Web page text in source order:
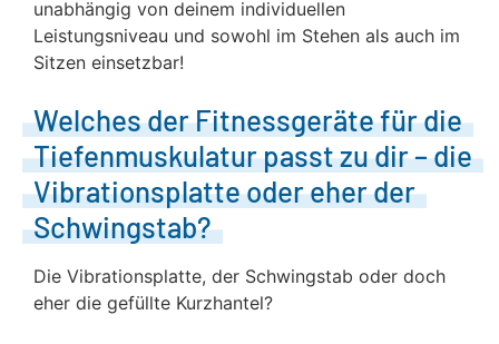
unabhängig von deinem individuellen
Leistungsniveau und sowohl im Stehen als auch im
Sitzen einsetzbar!
Welches der Fitnessgeräte für die
Tiefenmuskulatur passt zu dir – die
Vibrationsplatte oder eher der
Schwingstab?
Die Vibrationsplatte, der Schwingstab oder doch
eher die gefüllte Kurzhantel?